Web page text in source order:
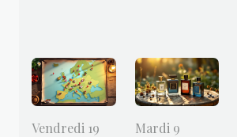
Vendredi 19
Mardi 9